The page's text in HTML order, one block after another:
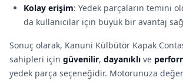
Kolay erişim: Yedek parçaların temini
da kullanıcılar için büyük bir avantaj
Sonuç olarak, Kanuni Külbütör Kapak
sahipleri için güvenilir, dayanıklı ve
yedek parça seçeneğidir. Motorunuza